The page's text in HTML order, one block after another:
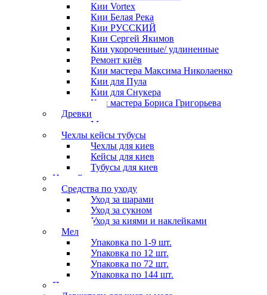
Кии Vortex
Кии Белая Река
Кии РУССКИЙ
Кии Сергей Якимов
Кии укороченные/ удлиненные
Ремонт киёв
Кии мастера Максима Николаенко
Кии для Пула
Кии для Снукера
Кии мастера Бориса Григорьева
Древки
Мосты для киев
Чехлы кейсы тубусы
Чехлы для киев
Кейсы для киев
Тубусы для киев
Наклейки
Средства по уходу
Уход за шарами
Уход за сукном
Уход за киями и наклейками
Мел
Упаковка по 1-9 шт.
Упаковка по 12 шт.
Упаковка по 72 шт.
Упаковка по 144 шт.
Перчатки